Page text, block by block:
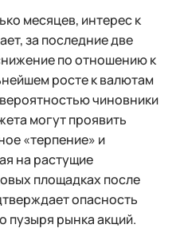
месяцев, интерес к
за последние две
по отношению к
росте к валютам
чиновники
могут проявить
«терпение» и
на растущие
площадках после
опасность
рынка акций.